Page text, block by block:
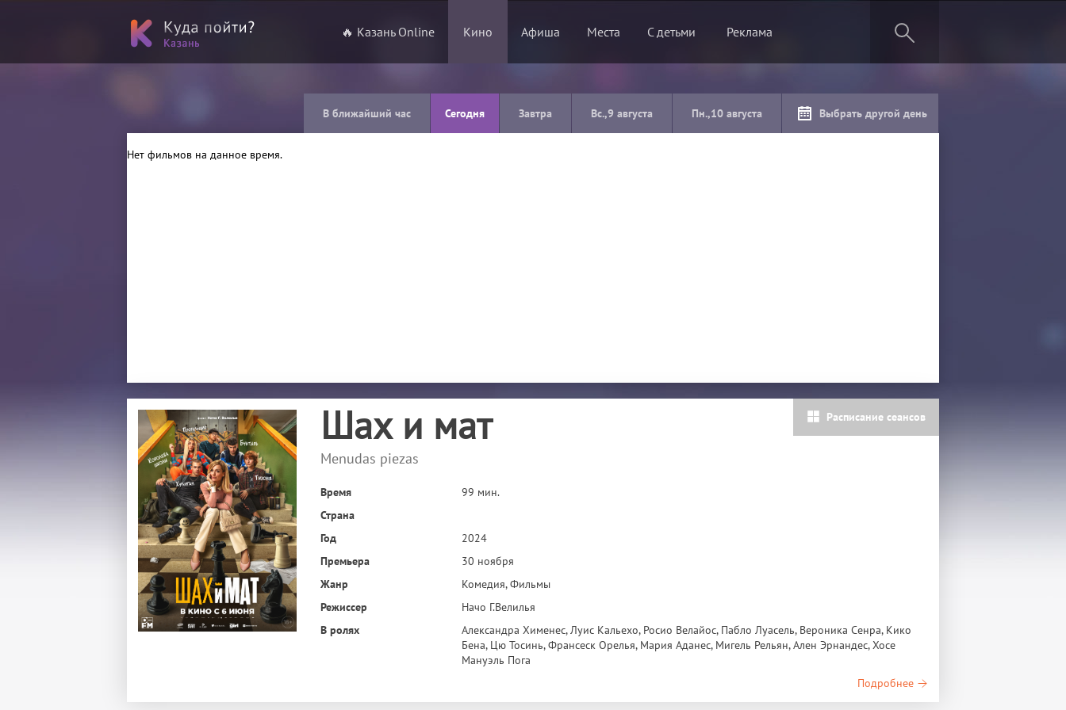
🔥 Казань Online Кино Афиша Места С детьми Реклама
В ближайший час Сегодня Завтра Вс.,9 августа Пн.,10 августа Выбрать другой день
Нет фильмов на данное время.
Расписание сеансов
Шах и мат
Menudas piezas
Время
99 мин.
Страна
Год
2024
Премьера
30 ноября
Жанр
Комедия, Фильмы
Режиссер
Начо Г.Велилья
В ролях
Александра Хименес, Луис Кальехо, Росио Велайос, Пабло Луасель, Вероника Сенра, Кико
Бена, Цю Тосинь, Франсеск Орелья, Мария Аданес, Мигель Рельян, Ален Эрнандес, Хосе
Мануэль Пога
Подробнее